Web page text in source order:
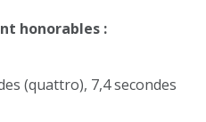
honorables :
(quattro), 7,4 secondes